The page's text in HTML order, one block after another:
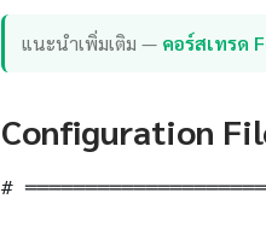
แนะนำเพิ่มเติม — คอร์สเทรด
Configuration
#